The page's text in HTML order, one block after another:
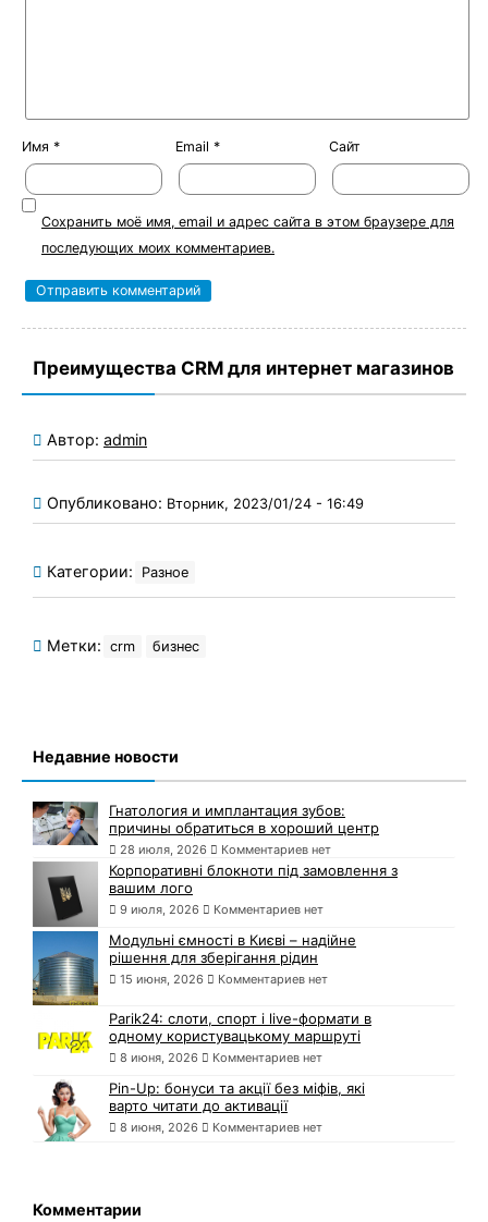
Имя * Email * Сайт
Сохранить моё имя, email и адрес сайта в этом браузере для
последующих моих комментариев.
Преимущества CRM для интернет магазинов
Автор: admin
Опубликовано: Вторник, 2023/01/24 - 16:49
Категории: Разное
Метки: crm бизнес
Недавние новости
Гнатология и имплантация зубов:
причины обратиться в хороший центр
28 июля, 2026 Комментариев нет
Корпоративні блокноти під замовлення з
вашим лого
9 июля, 2026 Комментариев нет
Модульні ємності в Києві – надійне
рішення для зберігання рідин
15 июня, 2026 Комментариев нет
Parik24: слоти, спорт і live-формати в
одному користувацькому маршруті
8 июня, 2026 Комментариев нет
Pin-Up: бонуси та акції без міфів, які
варто читати до активації
8 июня, 2026 Комментариев нет
Комментарии